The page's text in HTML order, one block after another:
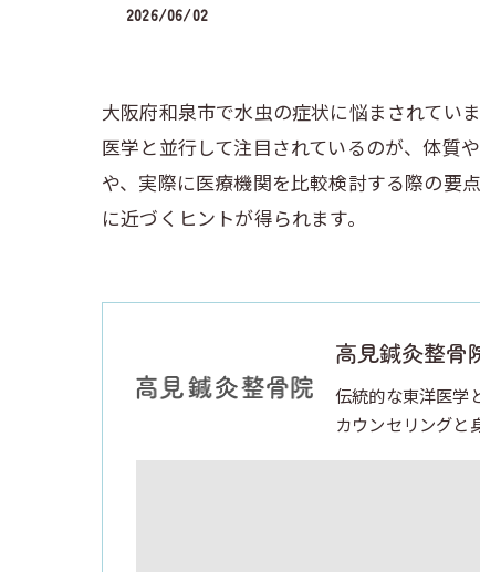
2026/06/02
大阪府和泉市で水虫の症状に悩まされてい
医学と並行して注目されているのが、体質
や、実際に医療機関を比較検討する際の要
に近づくヒントが得られます。
高見鍼灸整骨
伝統的な東洋医学
カウンセリングと